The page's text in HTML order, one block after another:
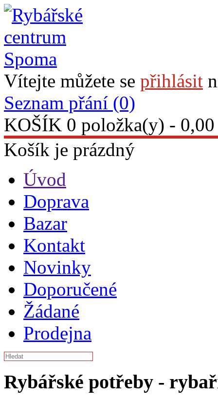
Vítejte můžete se přihlásit
Seznam přání (0)
KOŠÍK 0 položka(y) -
Košík je prázdný
Úvod
Doprava
Bazar
Kontakt
Novinky
Doporučené
Žádané
Prodejna
Rybářské potřeby -